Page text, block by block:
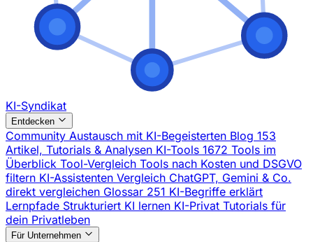
KI-Syndikat
Entdecken
Community Austausch mit KI-Begeisterten Blog 153
Artikel, Tutorials & Analysen KI-Tools 1672 Tools im
Überblick Tool-Vergleich Tools nach Kosten und DSGVO
filtern KI-Assistenten Vergleich ChatGPT, Gemini & Co.
direkt vergleichen Glossar 251 KI-Begriffe erklärt
Lernpfade Strukturiert KI lernen KI-Privat Tutorials für
dein Privatleben
Für Unternehmen